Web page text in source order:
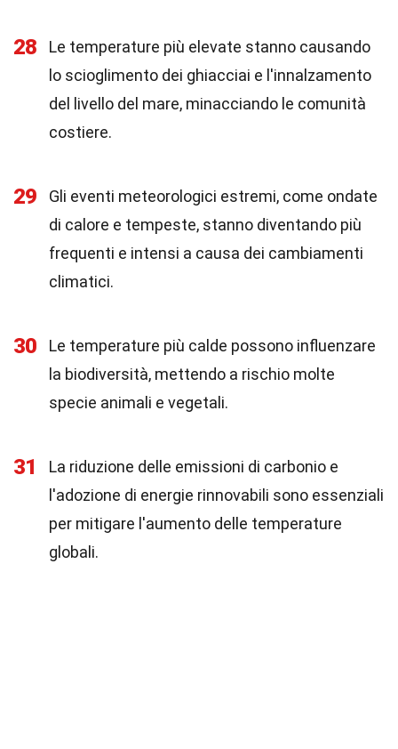
28
Le temperature più elevate stanno causando
lo scioglimento dei ghiacciai e l'innalzamento
del livello del mare, minacciando le comunità
costiere.
29
Gli eventi meteorologici estremi, come ondate
di calore e tempeste, stanno diventando più
frequenti e intensi a causa dei cambiamenti
climatici.
30
Le temperature più calde possono influenzare
la biodiversità, mettendo a rischio molte
specie animali e vegetali.
31
La riduzione delle emissioni di carbonio e
l'adozione di energie rinnovabili sono essenziali
per mitigare l'aumento delle temperature
globali.